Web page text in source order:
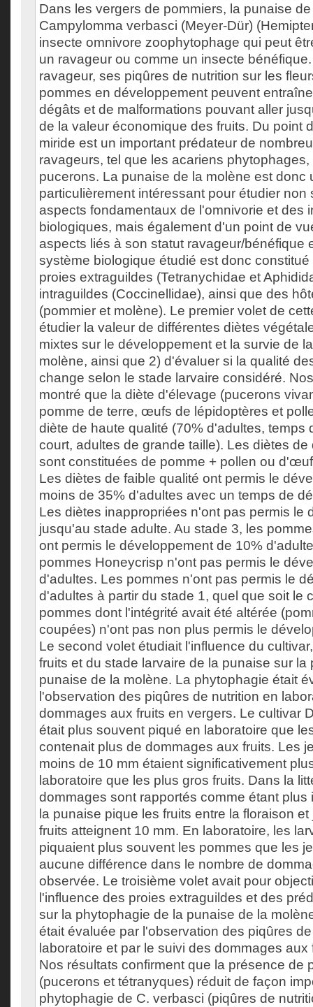
Dans les vergers de pommiers, la punaise
Campylomma verbasci (Meyer-Dür)
insecte omnivore zoophytophage qui peut
un ravageur ou comme un insecte
ravageur, ses piqûres de nutrition sur les
pommes en développement peuvent
dégâts et de malformations pouvant aller
de la valeur économique des fruits. Du point
miride est un important prédateur de
ravageurs, tel que les acariens
pucerons. La punaise de la molène est donc
particulièrement intéressant pour étudier non
aspects fondamentaux de l'omnivorie et des
biologiques, mais également d'un point de
aspects liés à son statut ravageur/bénéfique
système biologique étudié est donc
proies extraguildes (Tetranychidae et
intraguildes (Coccinellidae), ainsi que des
(pommier et molène). Le premier volet de
étudier la valeur de différentes diètes
mixtes sur le développement et la survie de
molène, ainsi que 2) d'évaluer si la qualité
change selon le stade larvaire considéré.
montré que la diète d'élevage (pucerons
pomme de terre, œufs de lépidoptères et
diète de haute qualité (70% d'adultes, temps
court, adultes de grande taille). Les diètes
sont constituées de pomme + pollen ou
Les diètes de faible qualité ont permis le
moins de 35% d'adultes avec un temps de
Les diètes inappropriées n'ont pas permis le
jusqu'au stade adulte. Au stade 3, les
ont permis le développement de 10%
pommes Honeycrisp n'ont pas permis le
d'adultes. Les pommes n'ont pas permis le
d'adultes à partir du stade 1, quel que soit le
pommes dont l'intégrité avait été altérée
coupées) n'ont pas non plus permis le
Le second volet étudiait l'influence du
fruits et du stade larvaire de la punaise sur la
punaise de la molène. La phytophagie était
l'observation des piqûres de nutrition en
dommages aux fruits en vergers. Le cultivar
était plus souvent piqué en laboratoire que
contenait plus de dommages aux fruits. Les
moins de 10 mm étaient significativement
laboratoire que les plus gros fruits. Dans la
dommages sont rapportés comme étant plus
la punaise pique les fruits entre la floraison
fruits atteignent 10 mm. En laboratoire, les
piquaient plus souvent les pommes que les
aucune différence dans le nombre de
observée. Le troisième volet avait pour
l'influence des proies extraguildes et des
sur la phytophagie de la punaise de la
était évaluée par l'observation des piqûres
laboratoire et par le suivi des dommages aux
Nos résultats confirment que la présence de
(pucerons et tétranyques) réduit de façon
phytophagie de C. verbasci (piqûres de